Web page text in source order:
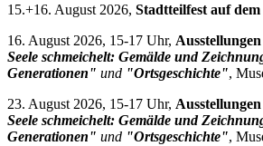
15.+16. August 2026, Stadtteilfest auf
16. August 2026, 15-17 Uhr, Ausstellungen
Seele schmeichelt: Gemälde und
Generationen" und "Ortsgeschichte",
23. August 2026, 15-17 Uhr, Ausstellungen
Seele schmeichelt: Gemälde und
Generationen" und "Ortsgeschichte",